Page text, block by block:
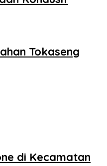
Tokaseng
di Kecamatan